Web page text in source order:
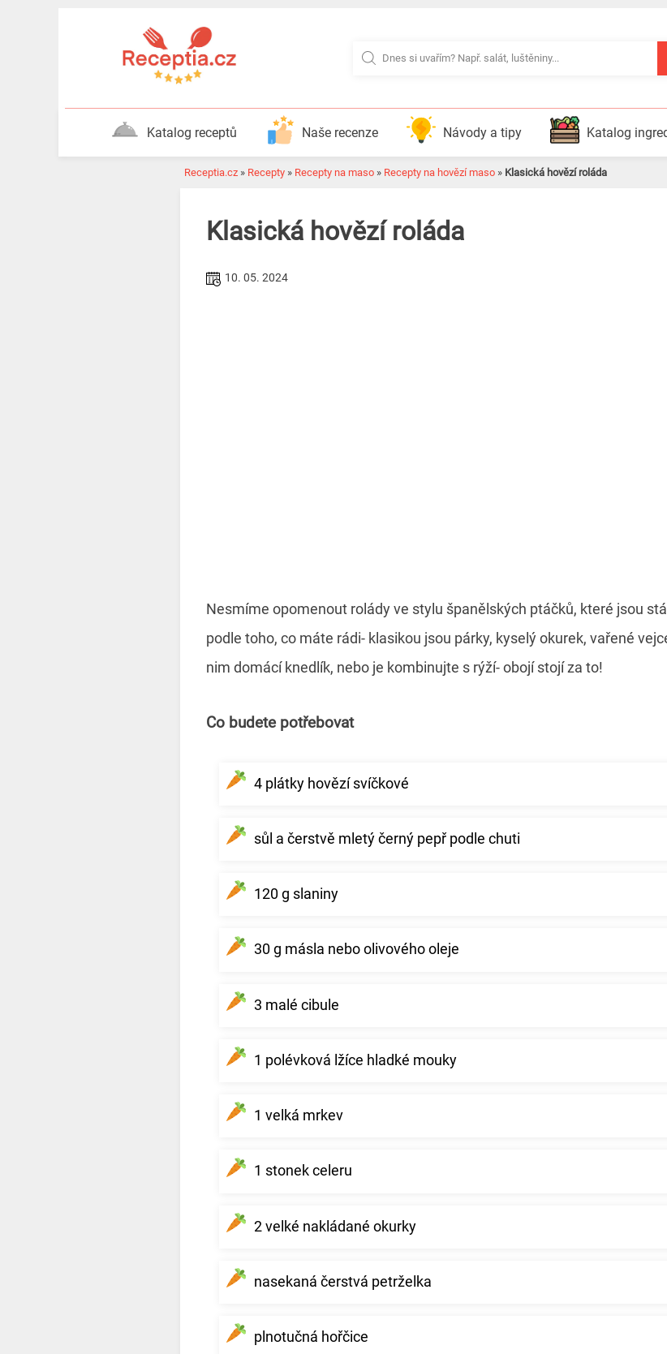
Katalog receptů Naše recenze Návody a tipy Katalog
Receptia.cz » Recepty » Recepty na maso » Recepty na hovězí maso » Klasická hovězí roláda
Klasická hovězí roláda
10. 05. 2024
Nesmíme opomenout rolády ve stylu španělských ptáčků, které jsou
podle toho, co máte rádi- klasikou jsou párky, kyselý okurek, vařené
nim domácí knedlík, nebo je kombinujte s rýží- obojí stojí za to!
Co budete potřebovat
4 plátky hovězí svíčkové
sůl a čerstvě mletý černý pepř podle chuti
120 g slaniny
30 g másla nebo olivového oleje
3 malé cibule
1 polévková lžíce hladké mouky
1 velká mrkev
1 stonek celeru
2 velké nakládané okurky
nasekaná čerstvá petrželka
plnotučná hořčice